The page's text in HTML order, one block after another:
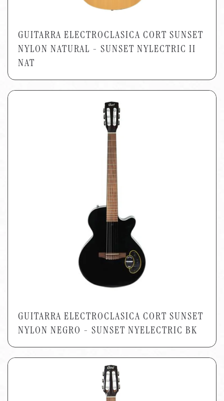
GUITARRA ELECTROCLASICA CORT SUNSET
NYLON NATURAL - SUNSET NYLECTRIC II
NAT
GUITARRA ELECTROCLASICA CORT SUNSET
NYLON NEGRO - SUNSET NYELECTRIC BK